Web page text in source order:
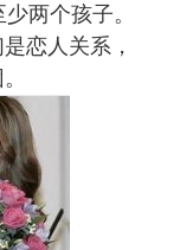
两个孩子。
恋人关系，